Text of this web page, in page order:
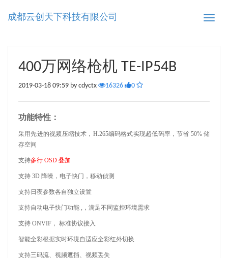
Toggle
成都云创天下科技有限公司
400万网络枪机 TE-IP54B
2019-03-18 09:59 by cdyctx 16326 0
功能特性：
采用先进的视频压缩技术， H.265编码格式实现超低码率，节省 50% 储
存空间
支持多行 OSD 叠加
支持 3D 降噪，电子快门，移动侦测
支持日夜参数各自独立设置
支持自动电子快门功能 ,，满足不同监控环境需求
支持 ONVIF， 标准协议接入
智能全彩根据实时环境自适应全彩红外切换
支持三码流、视频遮挡、视频丢失